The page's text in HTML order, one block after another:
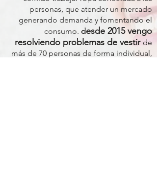
personas, que atender un mercado
generando demanda y fomentando el
consumo. desde 2015 vengo
resolviendo problemas de vestir de
más de 70 personas de forma individual,